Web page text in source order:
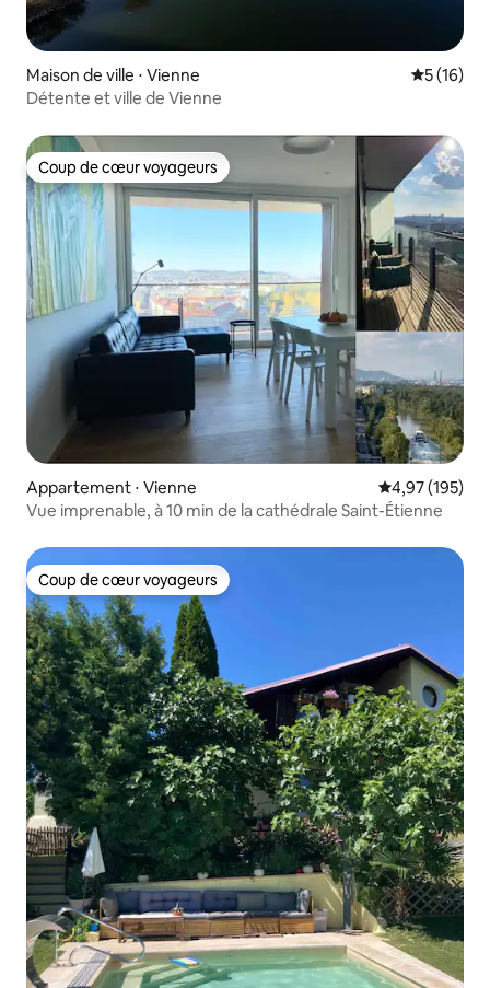
Maison de ville ⋅ Vienne
5 (16)
Détente et ville de Vienne
Coup de cœur voyageurs
Coup de cœur voyageurs
Appartement ⋅ Vienne Évaluation
4,97 (195)
Vue imprenable, à 10 min de la cathédrale Saint-Étienne
Coup de cœur voyageurs
Coup de cœur voyageurs